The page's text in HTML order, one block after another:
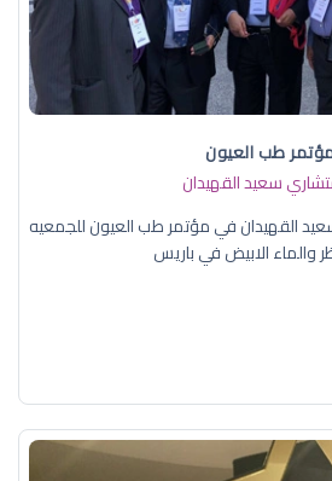
طب العيون
سعيد القهيدان
القهيدان في مؤتمر طب العيون للجمعيه
والماء الابيض في باريس